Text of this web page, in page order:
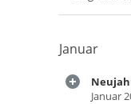
Januar
Januar